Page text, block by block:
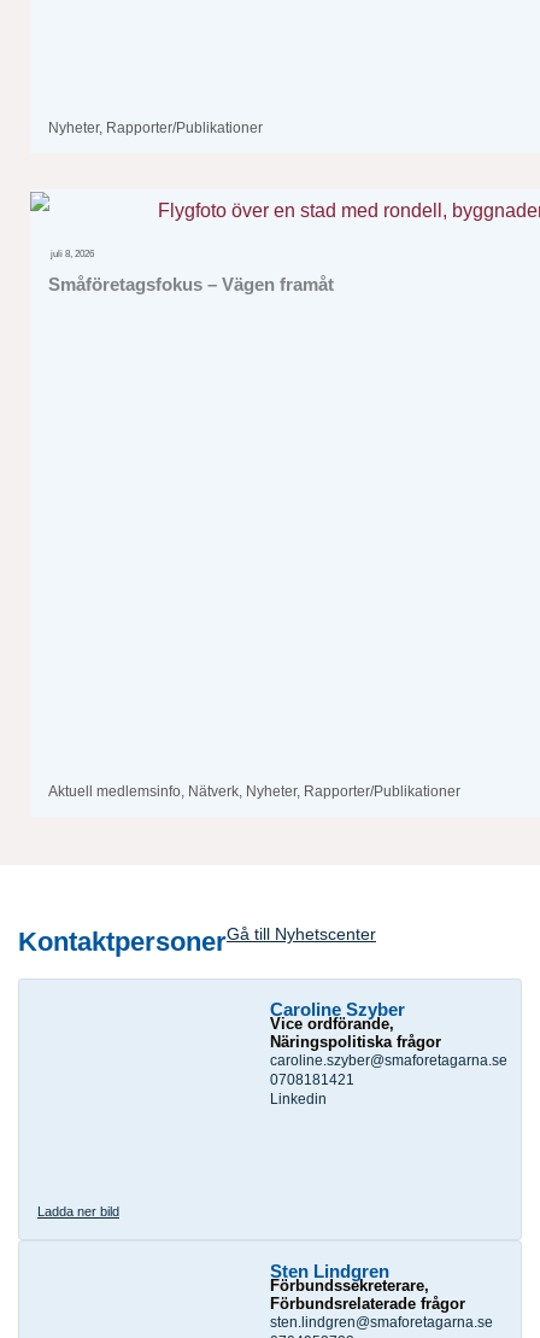
Nyheter, Rapporter/Publikationer
juli 8, 2026
Småföretagsfokus – Vägen framåt
Aktuell medlemsinfo, Nätverk, Nyheter, Rapporter/Publikationer
KontaktpersonerGå till Nyhetscenter
Caroline Szyber
Vice ordförande,
Näringspolitiska frågor
caroline.szyber@smaforetagarna.se
0708181421
Linkedin
Ladda ner bild
Sten Lindgren
Förbundssekreterare,
Förbundsrelaterade frågor
sten.lindgren@smaforetagarna.se